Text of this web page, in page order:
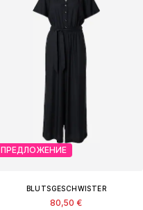
ПРЕДЛОЖЕНИЕ
BLUTSGESCHWISTER
80,50 €